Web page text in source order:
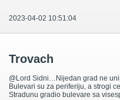
2023-04-02 10:51:04
Trovach
@Lord Sidni…Nijedan grad ne
Bulevari su za periferiju, a strogi
Stradunu gradio bulevare sa